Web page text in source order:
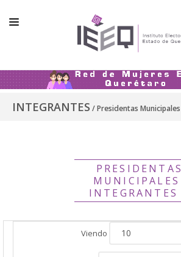
INTEGRANTES
INTEGRANTES / Presidentas Municipales
PRESIDENTAS
MUNICIPALES
INTEGRANTES
Viendo